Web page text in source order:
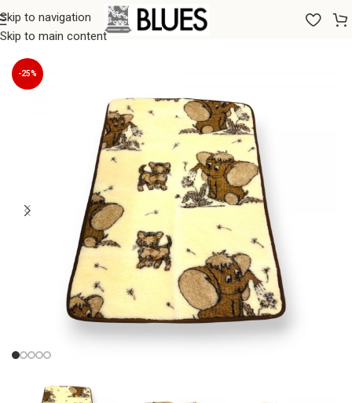
Skip to navigation
Skip to main content
Sākums/Segas/100% Aitas vilnas pledi
-25%